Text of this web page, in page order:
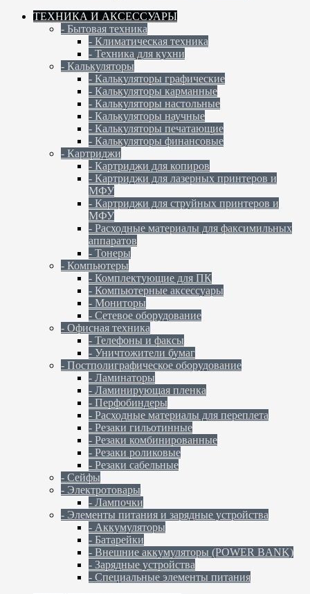
ТЕХНИКА И АКСЕССУАРЫ
- Бытовая техника
- Климатическая техника
- Техника для кухни
- Калькуляторы
- Калькуляторы графические
- Калькуляторы карманные
- Калькуляторы настольные
- Калькуляторы научные
- Калькуляторы печатающие
- Калькуляторы финансовые
- Картриджи
- Картриджи для копиров
- Картриджи для лазерных принтеров и
МФУ
- Картриджи для струйных принтеров и
МФУ
- Расходные материалы для факсимильных
аппаратов
- Тонеры
- Компьютеры
- Комплектующие для ПК
- Компьютерные аксессуары
- Мониторы
- Сетевое оборудование
- Офисная техника
- Телефоны и факсы
- Уничтожители бумаг
- Постполиграфическое оборудование
- Ламинаторы
- Ламинирующая пленка
- Перфобиндеры
- Расходные материалы для переплета
- Резаки гильотинные
- Резаки комбинированные
- Резаки роликовые
- Резаки сабельные
- Сейфы
- Электротовары
- Лампочки
- Элементы питания и зарядные устройства
- Аккумуляторы
- Батарейки
- Внешние аккумуляторы (POWER BANK)
- Зарядные устройства
- Специальные элементы питания